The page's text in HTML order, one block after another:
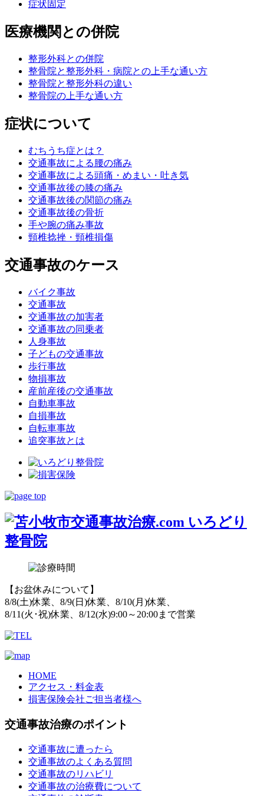
症状固定
医療機関との併院
整形外科との併院
整骨院と整形外科・病院との上手な通い方
整骨院と整形外科の違い
整骨院の上手な通い方
症状について
むちうち症とは？
交通事故による腰の痛み
交通事故による頭痛・めまい・吐き気
交通事故後の膝の痛み
交通事故後の関節の痛み
交通事故後の骨折
手や腕の痛み事故
頸椎捻挫・頸椎損傷
交通事故のケース
バイク事故
交通事故
交通事故の加害者
交通事故の同乗者
人身事故
子どもの交通事故
歩行事故
物損事故
産前産後の交通事故
自動車事故
自損事故
自転車事故
追突事故とは
【お盆休みについて】
8/8(土)休業、8/9(日)休業、8/10(月)休業、
8/11(火･祝)休業、8/12(水)9:00～20:00まで営業
HOME
アクセス・料金表
損害保険会社ご担当者様へ
交通事故治療のポイント
交通事故に遭ったら
交通事故のよくある質問
交通事故のリハビリ
交通事故の治療費について